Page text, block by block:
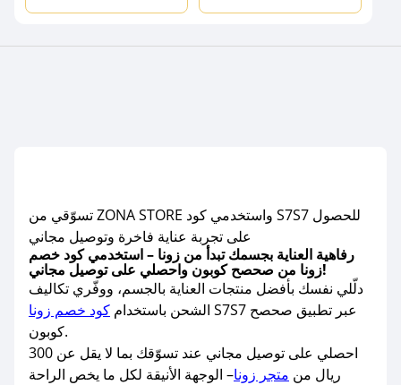
تسوّقي من ZONA STORE واستخدمي كود S7S7 للحصول
على تجربة عناية فاخرة وتوصيل مجاني
رفاهية العناية بجسمك تبدأ من زونا – استخدمي كود خصم
زونا من صحصح كوبون واحصلي على توصيل مجاني!
دلّلي نفسك بأفضل منتجات العناية بالجسم، ووفّري تكاليف
الشحن باستخدام كود خصم زونا
S7S7 عبر تطبيق صحصح
كوبون.
احصلي على توصيل مجاني عند تسوّقك بما لا يقل عن 300
ريال من متجر زونا– الوجهة الأنيقة لكل ما يخص الراحة